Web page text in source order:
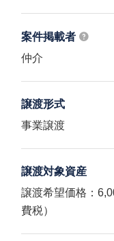
案件掲載者
仲介
譲渡形式
事業譲渡
譲渡対象資産
譲渡希望価格：
費税）